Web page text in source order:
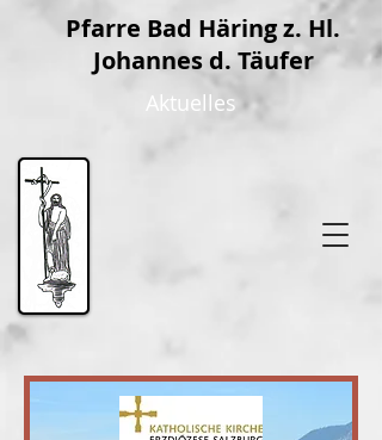
Pfarre Bad Häring z. Hl.
Johannes d. Täufer
Aktuelles